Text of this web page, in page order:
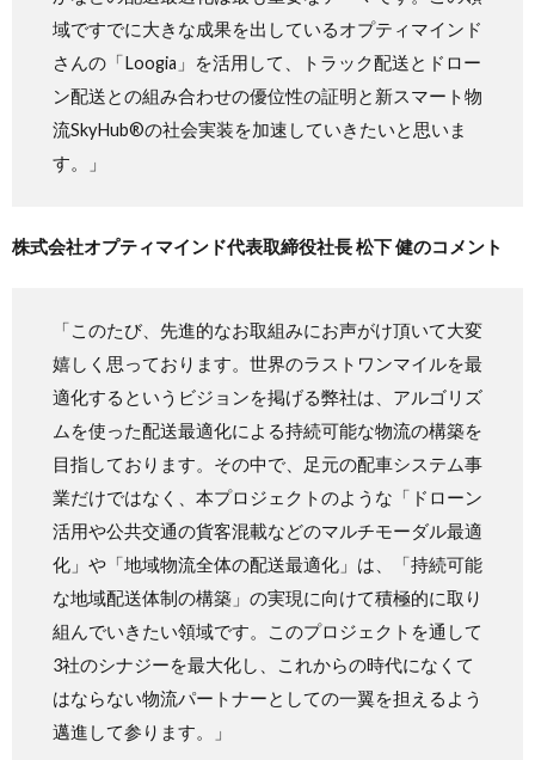
域ですでに大きな成果を出しているオプティマインド
さんの「Loogia」を活用して、トラック配送とドロー
ン配送との組み合わせの優位性の証明と新スマート物
流SkyHub®︎の社会実装を加速していきたいと思いま
す。」
株式会社オプティマインド代表取締役社長 松下 健のコメント
「このたび、先進的なお取組みにお声がけ頂いて大変
嬉しく思っております。世界のラストワンマイルを最
適化するというビジョンを掲げる弊社は、アルゴリズ
ムを使った配送最適化による持続可能な物流の構築を
目指しております。その中で、足元の配車システム事
業だけではなく、本プロジェクトのような「ドローン
活用や公共交通の貨客混載などのマルチモーダル最適
化」や「地域物流全体の配送最適化」は、「持続可能
な地域配送体制の構築」の実現に向けて積極的に取り
組んでいきたい領域です。このプロジェクトを通して
3社のシナジーを最大化し、これからの時代になくて
はならない物流パートナーとしての一翼を担えるよう
邁進して参ります。」